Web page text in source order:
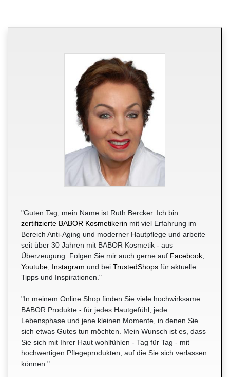
"Guten Tag, mein Name ist Ruth Bercker. Ich bin
zertifizierte BABOR Kosmetikerin mit viel Erfahrung im
Bereich Anti-Aging und moderner Hautpflege und arbeite
seit über 30 Jahren mit BABOR Kosmetik - aus
Überzeugung. Folgen Sie mir auch gerne auf Facebook
Youtube Instagram und bei TrustedShops für aktuelle
Tipps und Inspirationen."
"In meinem Online Shop finden Sie viele hochwirksame
BABOR Produkte - für jedes Hautgefühl, jede
Lebensphase und jene kleinen Momente, in denen Sie
sich etwas Gutes tun möchten. Mein Wunsch ist es, dass
Sie sich mit Ihrer Haut wohlfühlen - Tag für Tag - mit
hochwertigen Pflegeprodukten, auf die Sie sich verlassen
können."